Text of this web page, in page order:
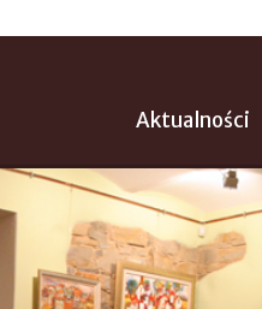
Aktualności